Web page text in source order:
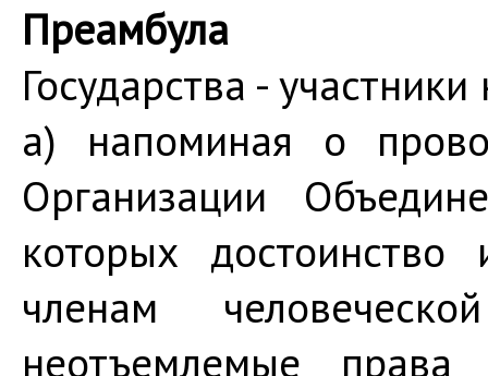
Преамбула
Государства -
a) напоминая о
Организации
которых
членам
неотъемлемые